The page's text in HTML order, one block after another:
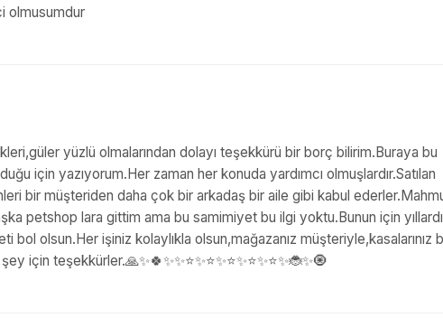
olmusumdur
yüzlü olmalarından dolayı teşekkürü bir borç bilirim.Buraya bu
için yazıyorum.Her zaman her konuda yardımcı olmuşlardır.Satılan
bir müşteriden daha çok bir arkadaş bir aile gibi kabul
petshop lara gittim ama bu samimiyet bu ilgi yoktu.Bunun için
bol olsun.Her işiniz kolaylıkla olsun,mağazanız müşteriyle,kasalarınız
teşekkürler.🙏✨️🍀✨️✨️⭐️✨️⭐️✨️⭐️✨️⭐️✨️⭐️✨️🐞✨️🧿